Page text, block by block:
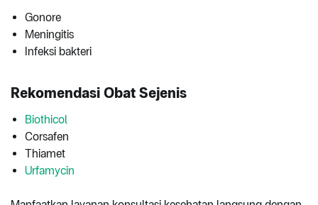
Gonore
Meningitis
Infeksi bakteri
Rekomendasi Obat Sejenis
Biothicol
Corsafen
Thiamet
Urfamycin